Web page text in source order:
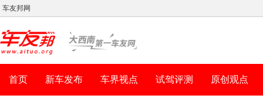
车友邦网
首页 新车发布 车界视点 试驾评测 原创观点